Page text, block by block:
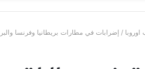
/ إضرابات في مطارات بريطانيا وفرنسا